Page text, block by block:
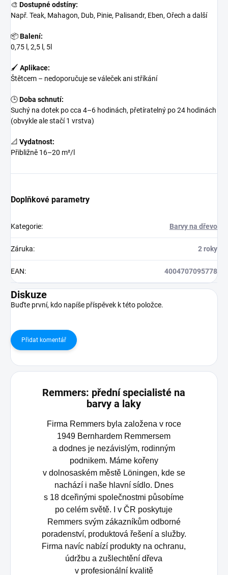
🎨 Dostupné odstíny:
Např. Teak, Mahagon, Dub, Pinie, Palisandr, Eben, Ořech a další
📦Balení:
0,75 l, 2,5 l, 5l
🖌 Aplikace:
Štětcem – nedoporučuje se váleček ani stříkání
🕒Doba schnutí:
Suchý na dotek po cca 4–6 hodinách, přetíratelný po 24 hodinách
(obvykle ale stačí 1 vrstva)
📐 Vydatnost:
Přibližně 16–20 m²/l
Doplňkové parametry
Kategorie: Barvy na dřevo
Záruka: 2 roky
EAN: 4004707095778
Diskuze
Buďte první, kdo napíše příspěvek k této položce.
Přidat komentář
Remmers: přední specialisté na
barvy a laky
Firma Remmers byla založena v roce
1949 Bernhardem Remmersem
a dodnes je nezávislým, rodinným
podnikem. Máme kořeny
v dolnosaském městě Löningen, kde se
nachází i naše hlavní sídlo. Dnes
s 18 dceřinými společnostmi působíme
po celém světě. I v ČR poskytuje
Remmers svým zákazníkům odborné
poradenství, produktová řešení a služby.
Firma navíc nabízí produkty na ochranu,
údržbu a zušlechtění dřeva
v profesionální kvalitě